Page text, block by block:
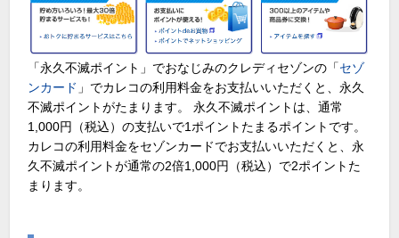
「永久不滅ポイント」でおなじみのクレディセゾンの「セゾ
ンカード 」でカレコの利用料金をお支払いいただくと、永久
不滅ポイントがたまります。 永久不滅ポイントは、通常
1,000円（税込）の支払いで1ポイントたまるポイントです。
カレコの利用料金をセゾンカードでお支払いいただくと、永
久不滅ポイントが通常の2倍1,000円（税込）で2ポイントた
まります。